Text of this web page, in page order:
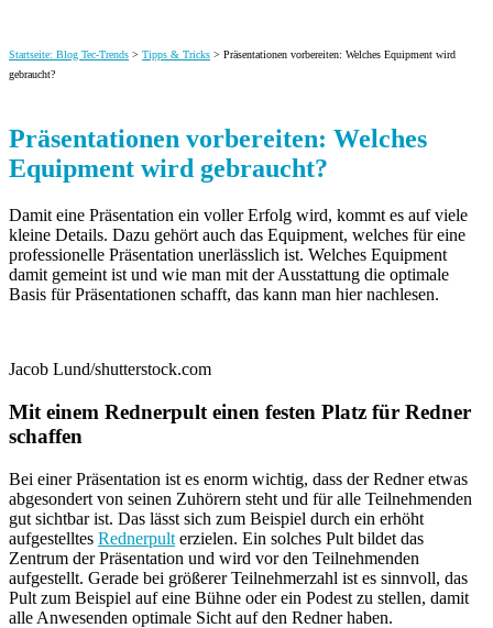
Startseite: Blog Tec-Trends > Tipps & Tricks > Präsentationen vorbereiten: Welches Equipment wird
gebraucht?
Präsentationen vorbereiten: Welches
Equipment wird gebraucht?
Damit eine Präsentation ein voller Erfolg wird, kommt es auf viele
kleine Details. Dazu gehört auch das Equipment, welches für eine
professionelle Präsentation unerlässlich ist. Welches Equipment
damit gemeint ist und wie man mit der Ausstattung die optimale
Basis für Präsentationen schafft, das kann man hier nachlesen.
Jacob Lund/shutterstock.com
Mit einem Rednerpult einen festen Platz für Redner
schaffen
Bei einer Präsentation ist es enorm wichtig, dass der Redner etwas
abgesondert von seinen Zuhörern steht und für alle Teilnehmenden
gut sichtbar ist. Das lässt sich zum Beispiel durch ein erhöht
aufgestelltes Rednerpult erzielen. Ein solches Pult bildet das
Zentrum der Präsentation und wird vor den Teilnehmenden
aufgestellt. Gerade bei größerer Teilnehmerzahl ist es sinnvoll, das
Pult zum Beispiel auf eine Bühne oder ein Podest zu stellen, damit
alle Anwesenden optimale Sicht auf den Redner haben.